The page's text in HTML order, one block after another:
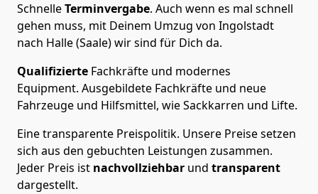
SchnelleTerminvergabe. Auch wenn es mal schnell
gehen muss, mit Deinem Umzug von Ingolstadt
nach Halle (Saale) wir sind für Dich da.
Qualifizierte Fachkräfte und modernes
Equipment. Ausgebildete Fachkräfte und neue
Fahrzeuge und Hilfsmittel, wie Sackkarren und Lifte.
Eine transparente Preispolitik. Unsere Preise setzen
sich aus den gebuchten Leistungen zusammen.
Jeder Preis ist nachvollziehbar und transparent
dargestellt.